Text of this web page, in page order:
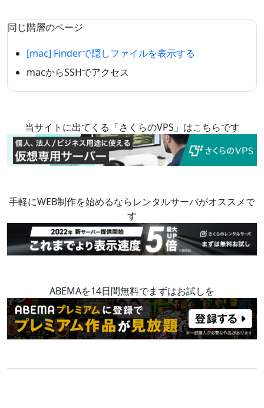
同じ階層のページ
[mac] Finderで隠しファイルを表示する
macからSSHでアクセス
当サイトに出てくる「さくらのVPS」はこちらです
手軽にWEB制作を始めるならレンタルサーバがオススメで
す
ABEMAを14日間無料でまずはお試しを